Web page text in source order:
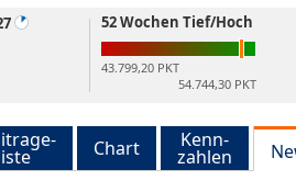
52 Wochen Tief/Hoch
43.799,20 PKT
54.744,30 PKT
Chart Kenn-
zahlen